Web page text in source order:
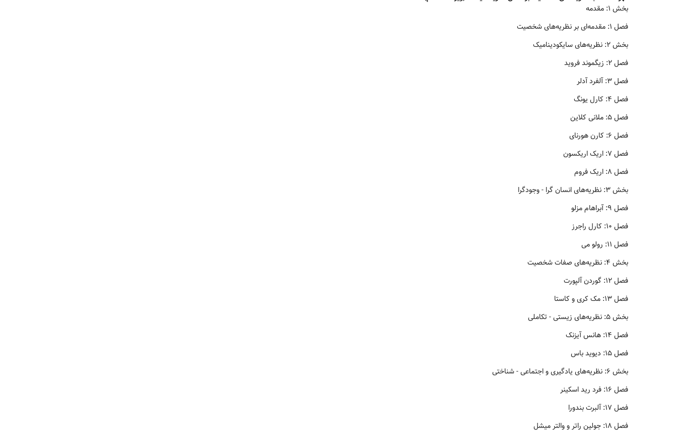
بخش ۱: مقدمه
فصل ۱: مقدمه‌ای بر نظریه‌های شخصیت
بخش ۲: نظریه‌های سایکودینامیک
فصل ۲: زیگموند فروید
فصل ۳: آلفرد آدلر
فصل ۴: کارل یونگ
فصل ۵: ملانی کلاین
فصل ۶: کارن هورنای
فصل ۷: اریک اریکسون
فصل ۸: اریک فروم
بخش ۳: نظریه‌های انسان گرا - وجودگرا
فصل ۹: آبراهام مزلو
فصل ۱۰: کارل راجرز
فصل ۱۱: رولو می
بخش ۴: نظریه‌های صفات شخصیت
فصل ۱۲: گوردن آلپورت
فصل ۱۳: مک کری و کاستا
بخش ۵: نظریه‌های زیستی - تکاملی
فصل ۱۴: هانس آیزنک
فصل ۱۵: دیوید باس
بخش ۶: نظریه‌های یادگیری و اجتماعی - شناختی
فصل ۱۶: فرد رید اسکینر
فصل ۱۷: آلبرت بندورا
فصل ۱۸: جولین راتر و والتر میشل